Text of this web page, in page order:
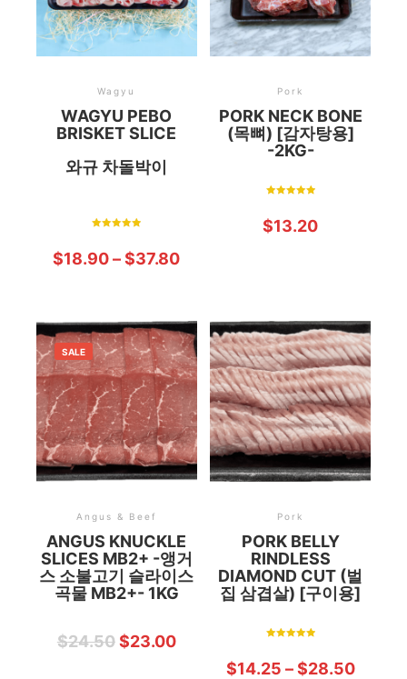
Wagyu
WAGYU PEBO
BRISKET SLICE
와규 차돌박이
out of 5
$18.90–$37.80
Pork
PORK NECK BONE
(목뼈) [감자탕용]
-2KG-
out of 5
$13.20
SALE
Angus & Beef
ANGUS KNUCKLE
SLICES MB2+ -앵거
스 소불고기 슬라이스
곡물 MB2+- 1KG
$24.50$23.00
Pork
PORK BELLY
RINDLESS
DIAMOND CUT (벌
집 삼겹살) [구이용]
out of 5
$14.25 –$28.50